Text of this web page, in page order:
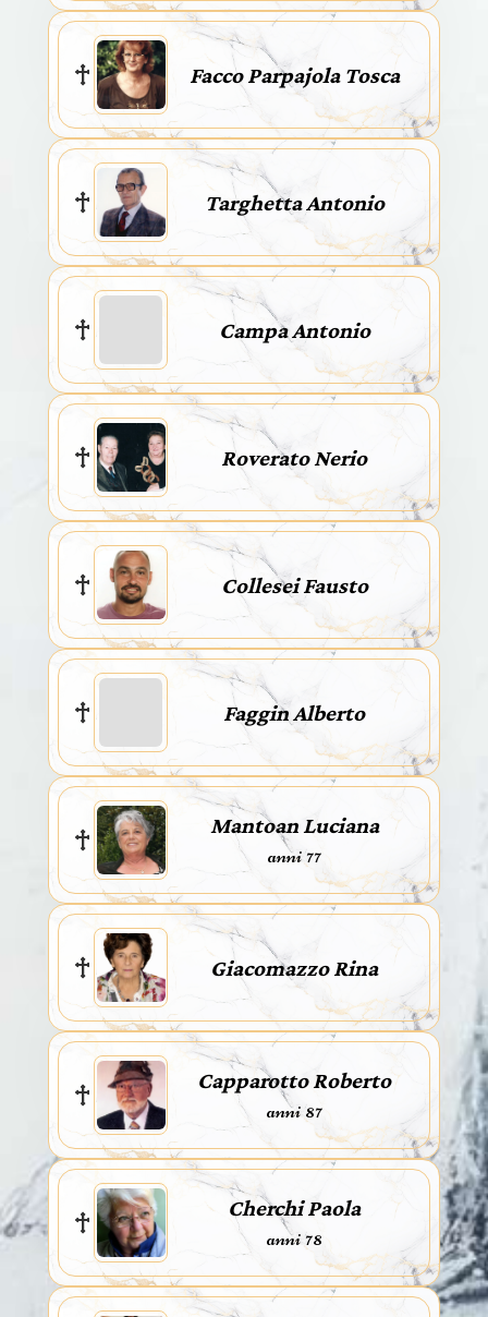
Facco Parpajola Tosca
Targhetta Antonio
Campa Antonio
Roverato Nerio
Collesei Fausto
Faggin Alberto
Mantoan Luciana
anni 77
Giacomazzo Rina
Capparotto Roberto
anni 87
Cherchi Paola
anni 78